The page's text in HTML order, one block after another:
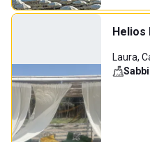
Helios
Laura,